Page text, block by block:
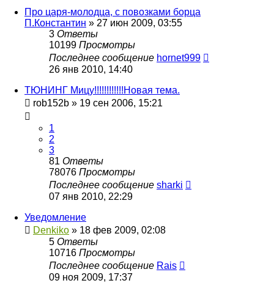
Про царя-молодца, с повозками борца
П.Константин » 27 июн 2009, 03:55
3 Ответы
10199 Просмотры
Последнее сообщение hornet999
26 янв 2010, 14:40
ТЮНИНГ Мицу!!!!!!!!!!!!Новая тема.
rob152b » 19 сен 2006, 15:21
1
2
3
81 Ответы
78076 Просмотры
Последнее сообщение sharki
07 янв 2010, 22:29
Уведомление
Denkiko » 18 фев 2009, 02:08
5 Ответы
10716 Просмотры
Последнее сообщение Rais
09 ноя 2009, 17:37